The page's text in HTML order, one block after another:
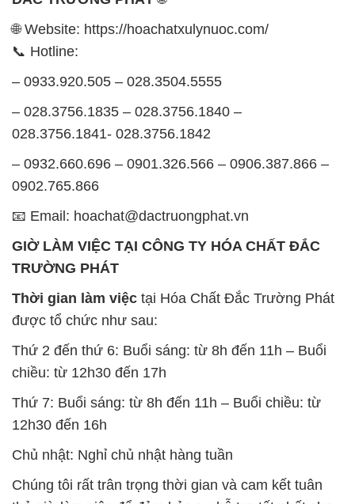
🌐 Website: https://hoachatxulynuoc.com/
📞 Hotline:
– 0933.920.505 – 028.3504.5555
– 028.3756.1835 – 028.3756.1840 –
028.3756.1841- 028.3756.1842
– 0932.660.696 – 0901.326.566 – 0906.387.866 –
0902.765.866
📧 Email: hoachat@dactruongphat.vn
GIỜ LÀM VIỆC TẠI CÔNG TY HÓA CHẤT ĐẮC
TRƯỜNG PHÁT
Thời gian làm việc tại Hóa Chất Đắc Trường Phát
được tổ chức như sau:
Thứ 2 đến thứ 6: Buổi sáng: từ 8h đến 11h – Buổi
chiều: từ 12h30 đến 17h
Thứ 7: Buổi sáng: từ 8h đến 11h – Buổi chiều: từ
12h30 đến 16h
Chủ nhật: Nghỉ chủ nhật hàng tuần
Chúng tôi rất trân trọng thời gian và cam kết tuân